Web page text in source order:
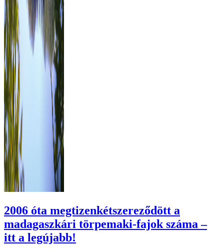
2006 óta megtizenkétszereződött a
madagaszkári törpemaki-fajok száma –
itt a legújabb!